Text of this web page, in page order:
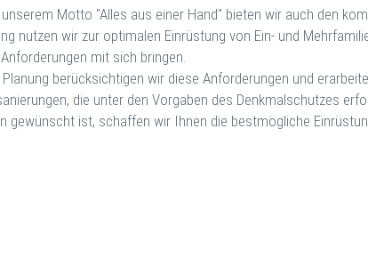
Motto "Alles aus einer Hand" bieten wir auch den
nutzen wir zur optimalen Einrüstung von Ein- und
mit sich bringen.
Planung berücksichtigen wir diese Anforderungen und
die unter den Vorgaben des Denkmalschutzes
gewünscht ist, schaffen wir Ihnen die bestmögliche